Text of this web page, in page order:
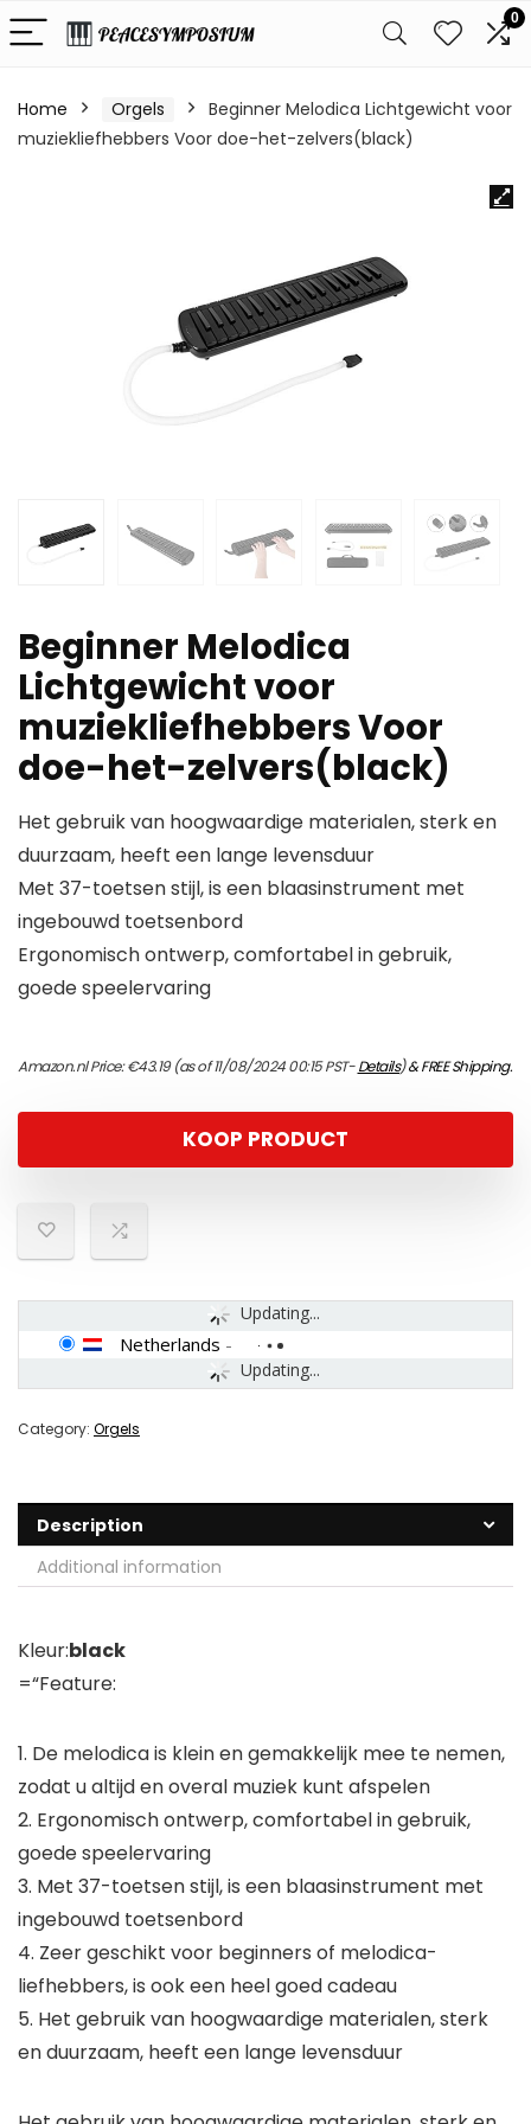
0
Home Orgels
Beginner Melodica Lichtgewicht voor
muziekliefhebbers Voor doe-het-zelvers(black)
Beginner Melodica
Lichtgewicht voor
muziekliefhebbers Voor
doe-het-zelvers(black)
Het gebruik van hoogwaardige materialen, sterk en
duurzaam, heeft een lange levensduur
Met 37-toetsen stijl, is een blaasinstrument met
ingebouwd toetsenbord
Ergonomisch ontwerp, comfortabel in gebruik,
goede speelervaring
Amazon.nl Price:€43.19(as of 11/08/2024 00:15 PST-Details)&FREE Shipping.
KOOP PRODUCT
Updating...
Updating...
Netherlands -
Category: Orgels
Description
Additional information
Kleur:black
=“Feature:
1. De melodica is klein en gemakkelijk mee te nemen,
zodat u altijd en overal muziek kunt afspelen
2. Ergonomisch ontwerp, comfortabel in gebruik,
goede speelervaring
3. Met 37-toetsen stijl, is een blaasinstrument met
ingebouwd toetsenbord
4. Zeer geschikt voor beginners of melodica-
liefhebbers, is ook een heel goed cadeau
5. Het gebruik van hoogwaardige materialen, sterk
en duurzaam, heeft een lange levensduur